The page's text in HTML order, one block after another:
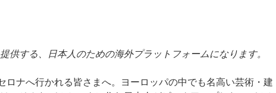
供する、日本人のための海外プラットフォームになります。
ナへ行かれる皆さまへ。ヨーロッパの中でも名高い芸術・建